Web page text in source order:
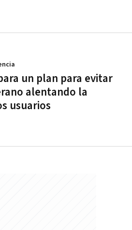
un plan para evitar
alentando la
usuarios